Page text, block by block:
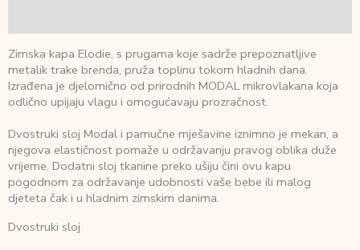
Zimska kapa Elodie, s prugama koje sadrže prepoznatljive
metalik trake brenda, pruža toplinu tokom hladnih dana.
Izrađena je djelomično od prirodnih MODAL mikrovlakana koja
odlično upijaju vlagu i omogućavaju prozračnost.
Dvostruki sloj Modal i pamučne mješavine iznimno je mekan, a
njegova elastičnost pomaže u održavanju pravog oblika duže
vrijeme. Dodatni sloj tkanine preko ušiju čini ovu kapu
pogodnom za održavanje udobnosti vaše bebe ili malog
djeteta čak i u hladnim zimskim danima.
Dvostruki sloj